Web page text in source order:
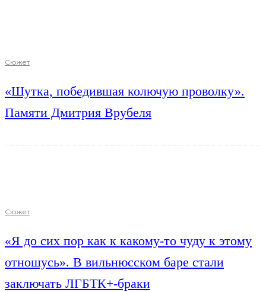
Сюжет
«Шутка, победившая колючую проволку».
Памяти Дмитрия Врубеля
Сюжет
«Я до сих пор как к какому-то чуду к этому
отношусь». В вильнюсском баре стали
заключать ЛГБТК+-браки